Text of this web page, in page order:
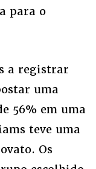
para o
a registrar
uma
56% em uma
teve uma
Os